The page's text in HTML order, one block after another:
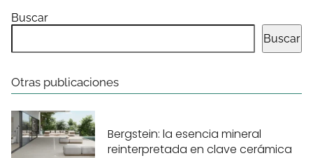
Buscar
Buscar
Otras publicaciones
Bergstein: la esencia mineral
reinterpretada en clave cerámica